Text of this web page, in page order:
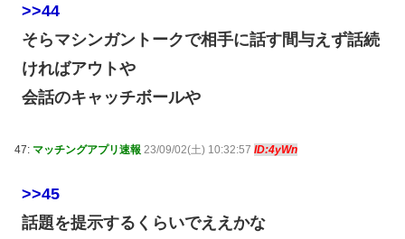
>>44
そらマシンガントークで相手に話す間与えず話続
ければアウトや
会話のキャッチボールや
47: マッチングアプリ速報 23/09/02(土) 10:32:57 ID:4yWn
>>45
話題を提示するくらいでええかな